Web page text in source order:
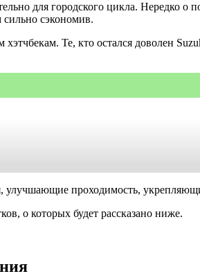
для городского цикла. Нередко
сэкономив.
хэтчбекам. Те, кто остался доволен
улучшающие проходимость,
о которых будет рассказано ниже.